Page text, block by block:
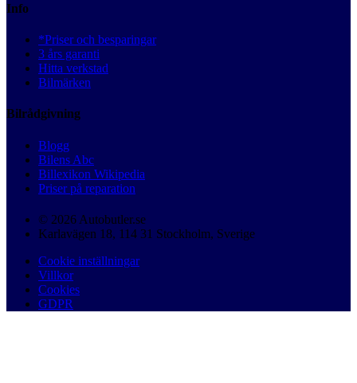
Info
*Priser och besparingar
3 års garanti
Hitta verkstad
Bilmärken
Bilrådgivning
Blogg
Bilens Abc
Billexikon Wikipedia
Priser på reparation
© 2026 Autobutler.se
Karlavägen 18, 114 31 Stockholm, Sverige
Cookie inställningar
Villkor
Cookies
GDPR